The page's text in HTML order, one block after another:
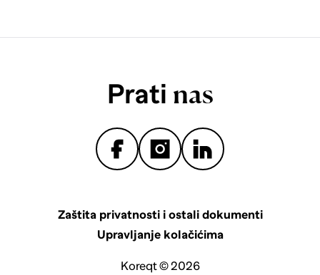
Prati nas
Zaštita privatnosti i ostali dokumenti
Upravljanje kolačićima
Koreqt © 2026